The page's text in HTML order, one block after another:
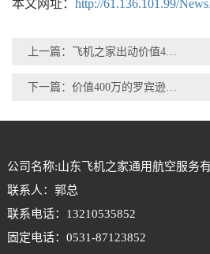
本文网址： http://61.136.101.99/
上一篇：飞机之家出动价值400万直升机参加济南静展
下一篇：价值400万的罗宾逊直升机在东营海上进行飞行体验
公司名称:山东飞机之家通用航空服务
联系人：郭总
联系电话：13210535852
固定电话：0531-87123852